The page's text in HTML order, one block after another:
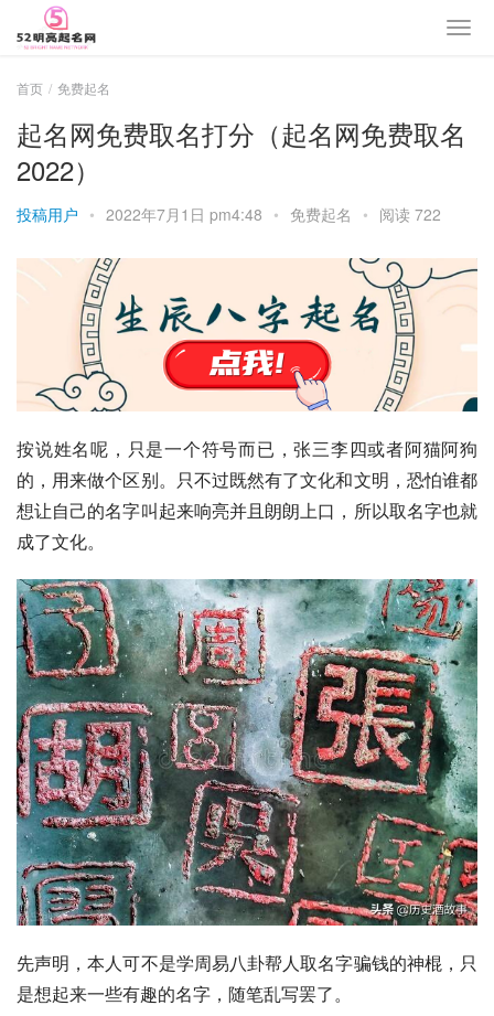
首页 免费起名
起名网免费取名打分（起名网免费取名
2022）
投稿用户 • 2022年7月1日 pm4:48 • 免费起名 • 阅读 722
按说姓名呢，只是一个符号而已，张三李四或者阿猫阿狗
的，用来做个区别。只不过既然有了文化和文明，恐怕谁都
想让自己的名字叫起来响亮并且朗朗上口，所以取名字也就
成了文化。
先声明，本人可不是学周易八卦帮人取名字骗钱的神棍，只
是想起来一些有趣的名字，随笔乱写罢了。